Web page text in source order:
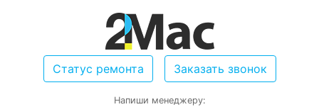
Статус ремонта Заказать звонок
Напиши менеджеру: